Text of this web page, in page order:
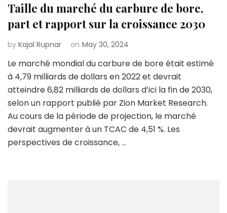
Taille du marché du carbure de bore,
part et rapport sur la croissance 2030
by Kajal Rupnar on May 30, 2024
Le marché mondial du carbure de bore était estimé
à 4,79 milliards de dollars en 2022 et devrait
atteindre 6,82 milliards de dollars d’ici la fin de 2030,
selon un rapport publié par Zion Market Research.
Au cours de la période de projection, le marché
devrait augmenter à un TCAC de 4,51 %. Les
perspectives de croissance, …